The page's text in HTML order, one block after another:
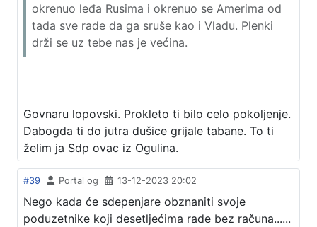
okrenuo leđa Rusima i okrenuo se Amerima od
tada sve rade da ga sruše kao i Vladu. Plenki
drži se uz tebe nas je većina.
Govnaru lopovski. Prokleto ti bilo celo pokoljenje.
Dabogda ti do jutra dušice grijale tabane. To ti
želim ja Sdp ovac iz Ogulina.
#39 Portal og 13-12-2023 20:02
Nego kada će sdepenjare obznaniti svoje
poduzetnike koji desetljećima rade bez računa......